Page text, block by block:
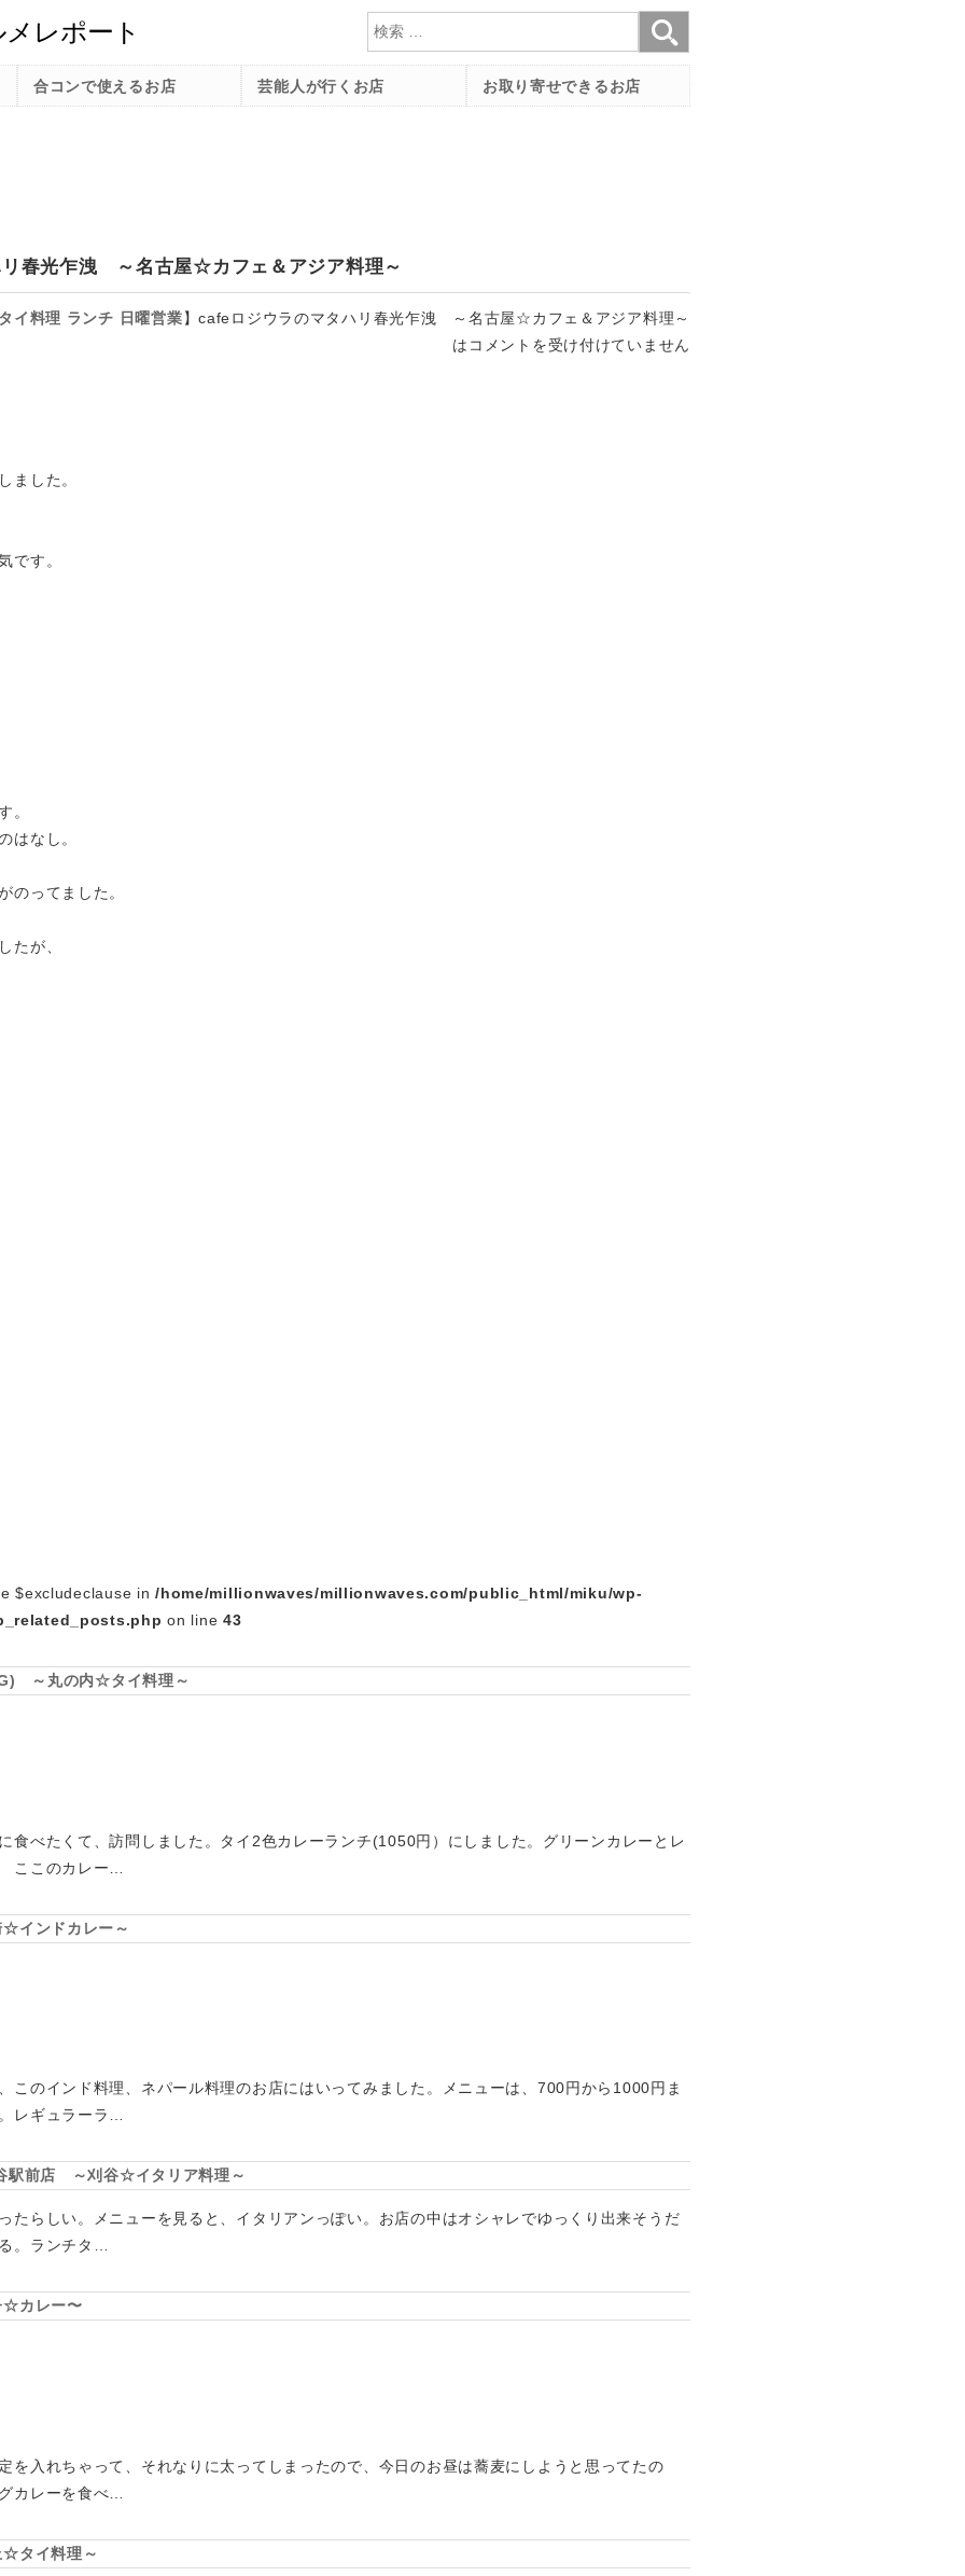
検索
春光乍洩 ～名古屋☆カフェ＆アジア料理～
タイ料理 ランチ 日曜営業】cafeロジウラのマタハリ春光乍洩 ～名古屋☆カフェ＆アジア料理～
は コメントを受け付けていません
ました。
です。
。
はなし。
のってました。
たが、
$excludeclause in/home/millionwaves/millionwaves.com/public_html/miku/wp-
on line43
～丸の内☆タイ料理～
食べたくて、訪問しました。タイ2色カレーランチ(1050円）にしました。グリーンカレーとレ
ここのカレー…
インドカレー～
このインド料理、ネパール料理のお店にはいってみました。メニューは、700円から1000円ま
レギュラーラ…
駅前店 ～刈谷☆イタリア料理～
たらしい。メニューを見ると、イタリアンっぽい。お店の中はオシャレでゆっくり出来そうだ
。ランチタ…
☆カレー〜
を入れちゃって、それなりに太ってしまったので、今日のお昼は蕎麦にしようと思ってたの
カレーを食べ…
タイ料理～
合コンで使えるお店 芸能人が行くお店 お取り寄せできるお店